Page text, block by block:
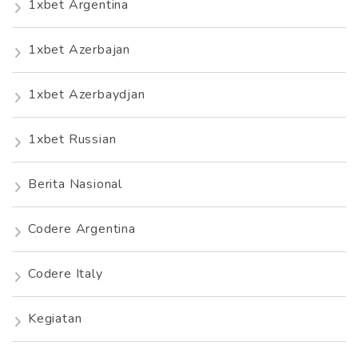
1xbet Argentina
1xbet Azerbajan
1xbet Azerbaydjan
1xbet Russian
Berita Nasional
Codere Argentina
Codere Italy
Kegiatan